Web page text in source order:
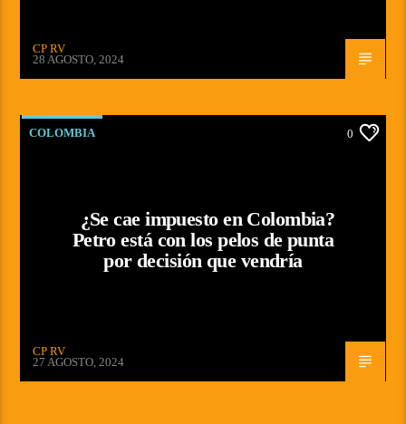
CP RV
28 AGOSTO, 2024
COLOMBIA 0
¿Se cae impuesto en Colombia?
Petro está con los pelos de punta
por decisión que vendría
CP RV
27 AGOSTO, 2024